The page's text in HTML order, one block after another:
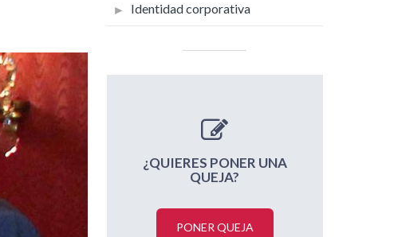
Identidad corporativa
¿QUIERES PONER UNA
QUEJA?
PONER QUEJA